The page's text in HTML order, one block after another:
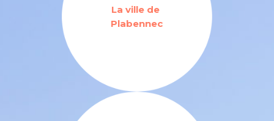
La ville de
Plabennec